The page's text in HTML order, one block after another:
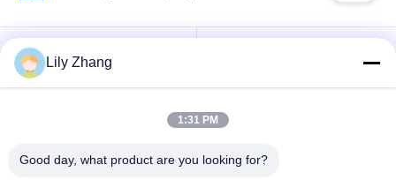
Vanne cryogénique
cryogéniques
cryogénique
cryogénique
Lily Zhang
1:31 PM
Good day, what product are you looking for?